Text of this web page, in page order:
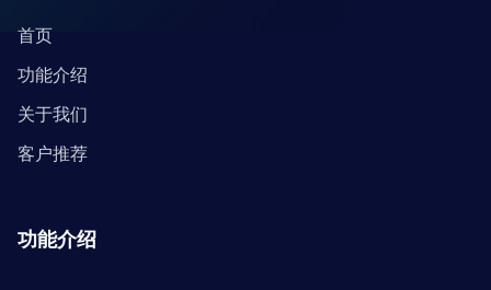
首页
功能介绍
关于我们
客户推荐
功能介绍